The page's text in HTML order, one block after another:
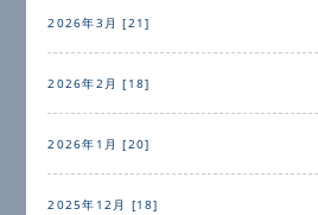
2026年3月 [21]
2026年2月 [18]
2026年1月 [20]
2025年12月 [18]